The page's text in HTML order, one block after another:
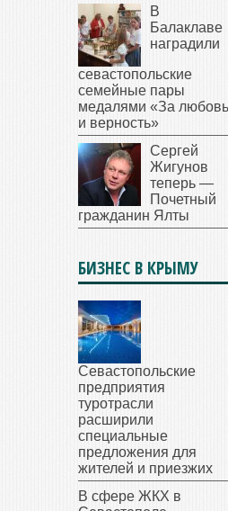
В
Балаклаве
наградили
севастопольские
семейные пары
медалями «За любовь
и верность»
Сергей
Жигунов
теперь —
Почетный
гражданин Ялты
БИЗНЕС В КРЫМУ
Севастопольские
предприятия
туротрасли
расширили
специальные
предложения для
жителей и приезжих
В сфере ЖКХ в